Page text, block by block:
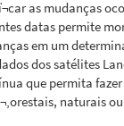
as mudanças
datas permite
em um
dos satélites
que permita
naturais